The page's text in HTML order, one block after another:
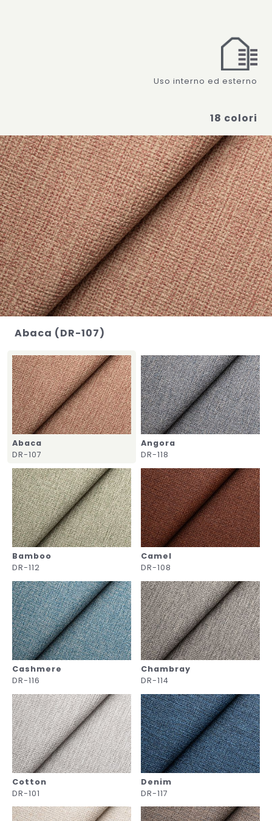
Uso interno ed esterno
18 colori
Abaca (DR-107)
Abaca
DR-107
Angora
DR-118
Bamboo
DR-112
Camel
DR-108
Cashmere
DR-116
Chambray
DR-114
Cotton
DR-101
Denim
DR-117